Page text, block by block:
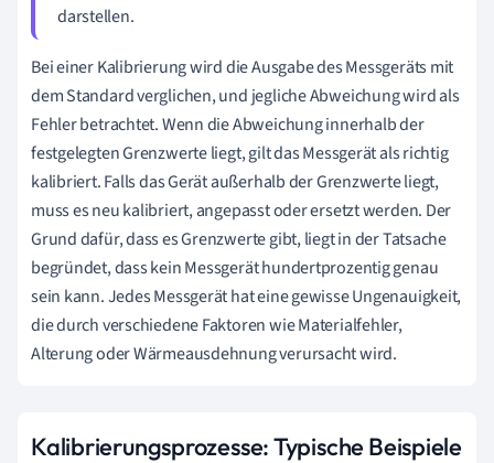
darstellen.
Bei einer Kalibrierung wird die Ausgabe des Messgeräts mit
dem Standard verglichen, und jegliche Abweichung wird als
Fehler betrachtet. Wenn die Abweichung innerhalb der
festgelegten Grenzwerte liegt, gilt das Messgerät als richtig
kalibriert. Falls das Gerät außerhalb der Grenzwerte liegt,
muss es neu kalibriert, angepasst oder ersetzt werden. Der
Grund dafür, dass es Grenzwerte gibt, liegt in der Tatsache
begründet, dass kein Messgerät hundertprozentig genau
sein kann. Jedes Messgerät hat eine gewisse Ungenauigkeit,
die durch verschiedene Faktoren wie Materialfehler,
Alterung oder Wärmeausdehnung verursacht wird.
Kalibrierungsprozesse: Typische Beispiele